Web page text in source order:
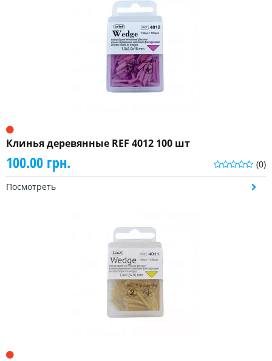
Клинья деревянные REF 4012 100 шт
(0)
100.00 грн.
Посмотреть